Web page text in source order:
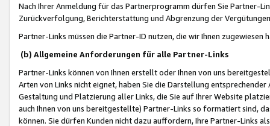
Nach Ihrer Anmeldung für das Partnerprogramm dürfen Sie Partner-
Zurückverfolgung, Berichterstattung und Abgrenzung der
Partner-Links müssen die Partner-ID nutzen, die wir Ihnen zugewiesen
(b) Allgemeine Anforderungen für alle Partner-Links
Partner-Links können von Ihnen erstellt oder Ihnen von uns
Arten von Links nicht eignet, haben Sie die Darstellung
Gestaltung und Platzierung aller Links, die Sie auf Ihrer Website
auch Ihnen von uns bereitgestellte) Partner-Links so formatiert sind,
können. Sie dürfen Kunden nicht dazu auffordern, Ihre Partner-Links